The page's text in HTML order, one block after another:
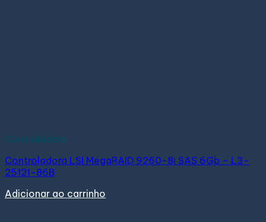
Controladora
Controladora LSI MegaRAID 9260-8i SAS 6Gb – L3-
25121-86B
Adicionar ao carrinho